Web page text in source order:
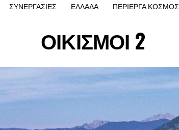
ΣΥΝΕΡΓΑΣΙΕΣ ΕΛΛΑΔΑ ΠΕΡΙΕΡΓΑ ΚΟΣΜΟΣ
ΟΙΚΙΣΜΟΙ 2